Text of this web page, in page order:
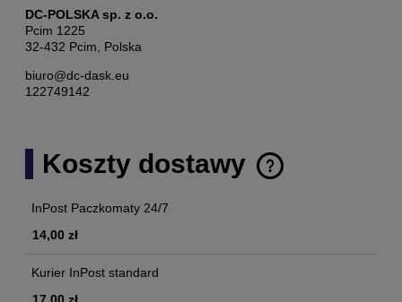
DC-POLSKA sp. z o.o.
Pcim 1225
32-432 Pcim, Polska
biuro@dc-dask.eu
122749142
Koszty dostawy
Cena nie zawiera ewentualnych kosztów płatności
InPost Paczkomaty 24/7
14,00 zł
Kurier InPost standard